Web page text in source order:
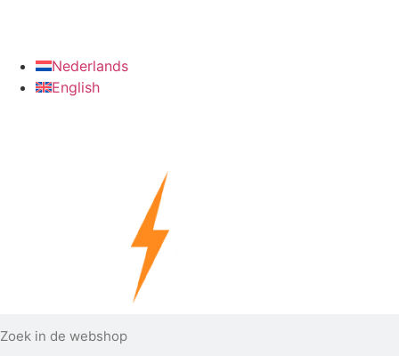
Nederlands
English